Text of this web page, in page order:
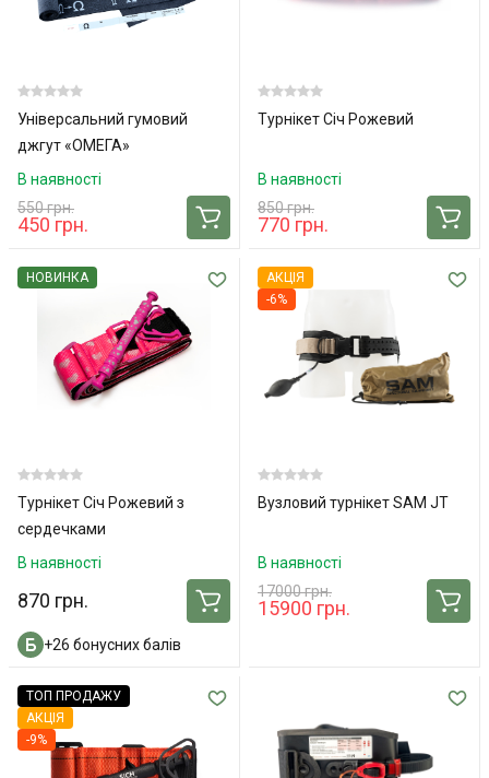
Універсальний гумовий
джгут «ОМЕГА»
В наявності
550 грн.
450 грн.
Турнікет Січ Рожевий
В наявності
850 грн.
770 грн.
НОВИНКА
Турнікет Січ Рожевий з
сердечками
В наявності
870 грн.
+26 бонусних балів
АКЦІЯ
-6%
Вузловий турнікет SAM JT
В наявності
17000 грн.
15900 грн.
ТОП ПРОДАЖУ
АКЦІЯ
-9%